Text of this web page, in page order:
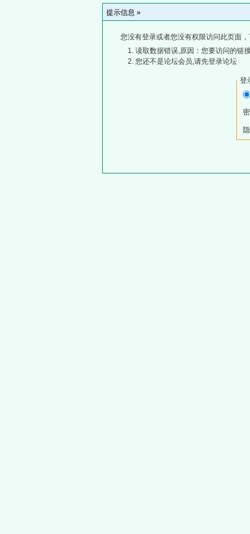
提示信息 »
您没有登录或者您没有权限访问此页面
读取数据错误,原因：您要访问的链
您还不是论坛会员,请先登录论坛
登